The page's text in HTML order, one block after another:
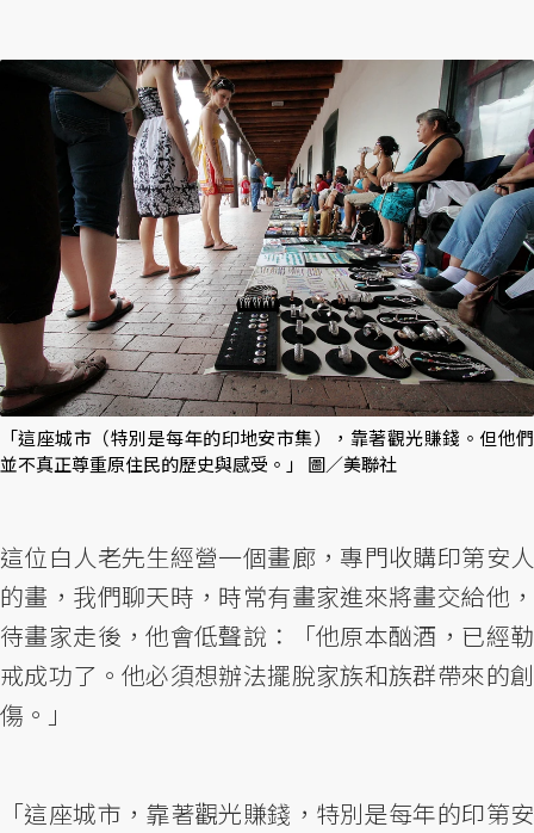
「這座城市（特別是每年的印地安市集），靠著觀光賺錢。但他們
並不真正尊重原住民的歷史與感受。」 圖／美聯社
這位白人老先生經營一個畫廊，專門收購印第安人
的畫，我們聊天時，時常有畫家進來將畫交給他，
待畫家走後，他會低聲說：「他原本酗酒，已經勒
戒成功了。他必須想辦法擺脫家族和族群帶來的創
傷。」
「這座城市，靠著觀光賺錢，特別是每年的印第安